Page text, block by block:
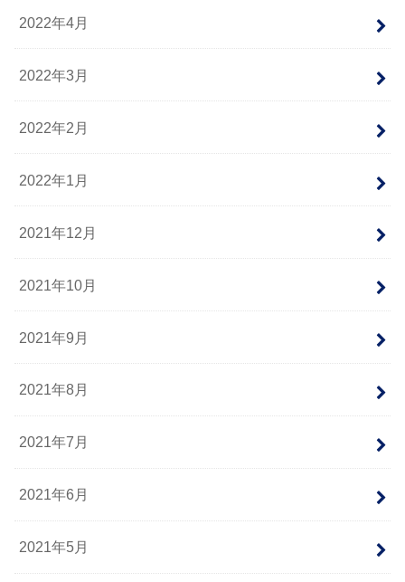
2022年4月
2022年3月
2022年2月
2022年1月
2021年12月
2021年10月
2021年9月
2021年8月
2021年7月
2021年6月
2021年5月